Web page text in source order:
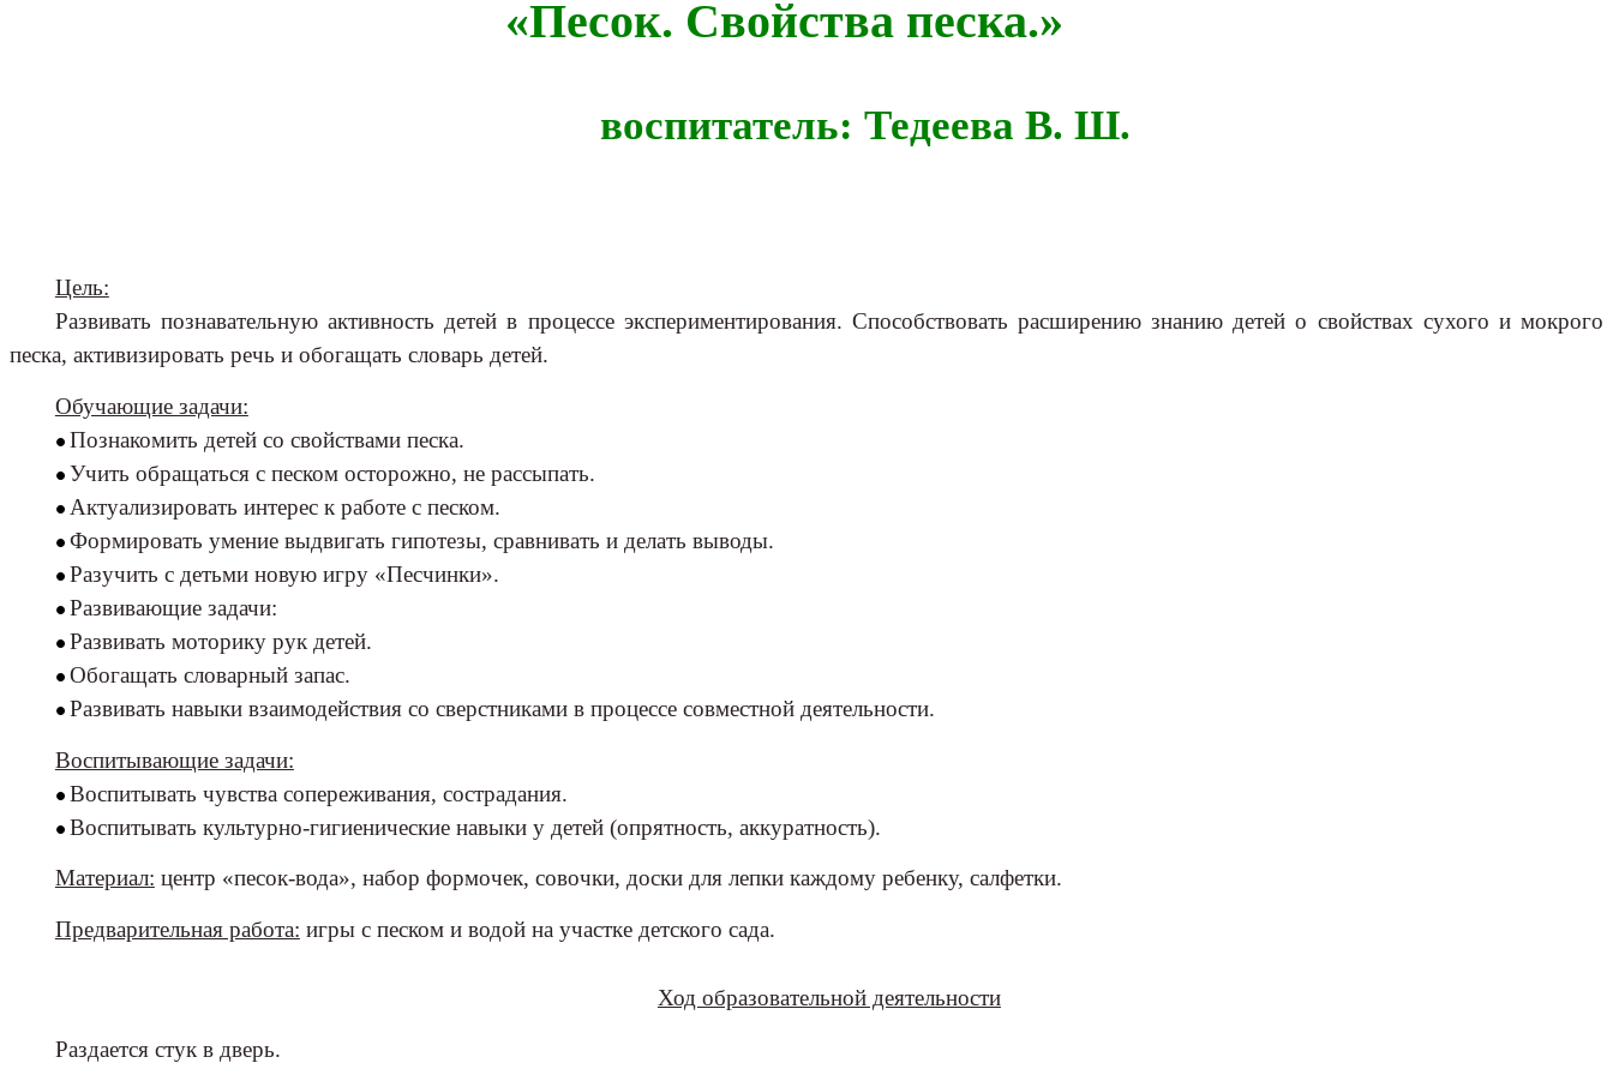
«Песок. Свойства песка.»
воспитатель: Тедеева В. Ш.
Цель:
Развивать познавательную активность детей в процессе экспериментирования. Способствовать расширению знанию детей о свойствах сухого и мокрого
песка, активизировать речь и обогащать словарь детей.
Обучающие задачи:
Познакомить детей со свойствами песка.
Учить обращаться с песком осторожно, не рассыпать.
Актуализировать интерес к работе с песком.
Формировать умение выдвигать гипотезы, сравнивать и делать выводы.
Разучить с детьми новую игру «Песчинки».
Развивающие задачи:
Развивать моторику рук детей.
Обогащать словарный запас.
Развивать навыки взаимодействия со сверстниками в процессе совместной деятельности.
Воспитывающие задачи:
Воспитывать чувства сопереживания, сострадания.
Воспитывать культурно-гигиенические навыки у детей (опрятность, аккуратность).
Материал: центр «песок-вода», набор формочек, совочки, доски для лепки каждому ребенку, салфетки.
Предварительная работа: игры с песком и водой на участке детского сада.
Ход образовательной деятельности
Раздается стук в дверь.